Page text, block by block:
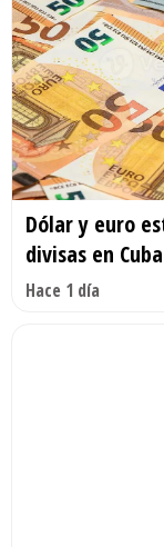
Dólar y euro
divisas en Cuba
Hace 1 día